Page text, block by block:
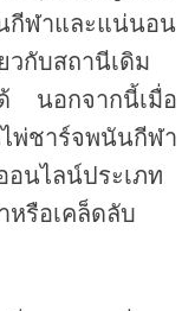
กีฬาและแน่นอน
วกับสถานีเดิม
นอกจากนี้เมื่อ
พ่ชาร์จพนันกีฬา
นไลน์ประเภท
รือเคล็ดลับ